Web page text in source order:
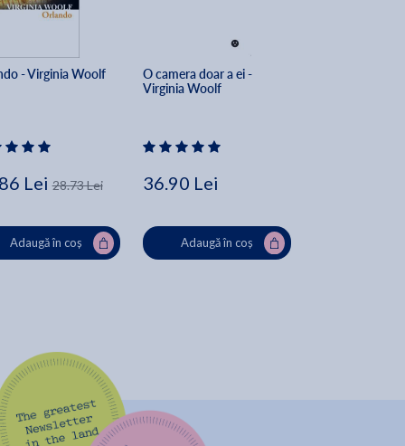
- Virginia Woolf
Lei 28.73 Lei
Adaugă în coș
O camera doar a ei -
Virginia Woolf
36.90 Lei
Adaugă în coș